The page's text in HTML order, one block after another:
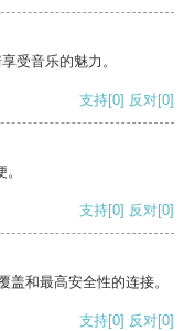
受音乐的魅力。
支持[0] 反对[0]
支持[0] 反对[0]
和最高安全性的连接。
支持[0] 反对[0]